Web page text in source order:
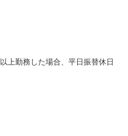
上勤務した場合、平日振替休日